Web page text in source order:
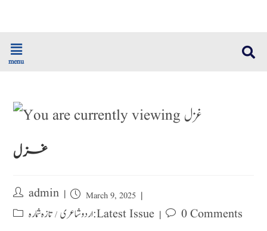
menu
غزل
admin March 9, 2025
اردو شاعری / تازہ شمارہ : Latest Issue 0 Comments